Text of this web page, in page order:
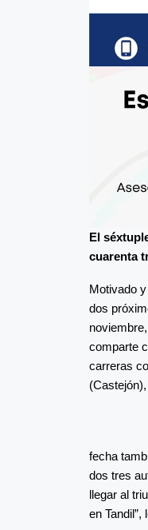
El
cuarenta
Motivado
dos
comparte
carreras
fecha
dos tres
llegar al
en